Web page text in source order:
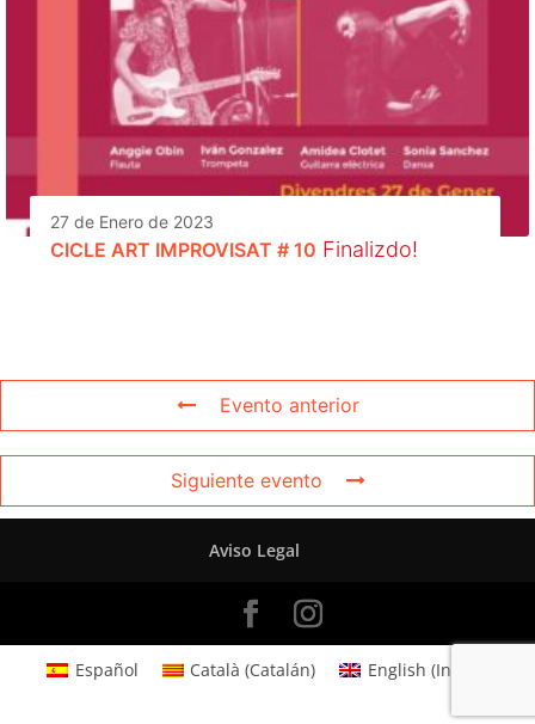
27 de Enero de 2023
CICLE ART IMPROVISAT # 10 Finalizdo!
Evento anterior
Siguiente evento
Aviso Legal
Español Català (Catalán) English (Inglés